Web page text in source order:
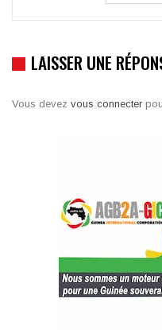
LAISSER UNE
Vous devez vous connecter